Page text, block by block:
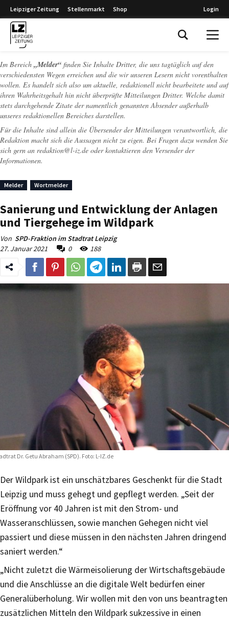
Leipziger Zeitung Stellenmarkt Shop Login
Im Bereich „Melder“ finden Sie Inhalte Dritter, die uns tagtäglich auf den
verschiedensten Wegen erreichen und die wir unseren Lesern nicht vorenthalten
wollen. Es handelt sich also um aktuelle, redaktionell nicht bearbeitete und auf
ihren Wahrheitsgehalt hin nicht überprüfte Mitteilungen Dritter. Welche damit
stets durchgehende Zitate der namentlich genannten Absender außerhalb
unseres redaktionellen Bereiches darstellen.
Für die Inhalte sind allein die Übersender der Mitteilungen verantwortlich, die
Redaktion macht sich die Aussagen nicht zu eigen. Bei Fragen dazu wenden Sie
sich gern an redaktion@l-iz.de oder kontaktieren den Versender der
Informationen.
Melder Wortmelder
Sanierung und Entwicklung der Anlagen
und Tiergehege im Wildpark
Von SPD-Fraktion im Stadtrat Leipzig
27. Januar 2021
0 188
Dr. Getu Abraham (SPD). Foto: L-IZ.de
Der Wildpark ist ein unschätzbares Geschenkt für die Stadt
Leipzig und muss gehegt und gepflegt werden. „Seit der
Eröffnung vor 40 Jahren ist mit den Strom- und
Wasseranschlüssen, sowie manchen Gehegen nicht viel
passiert und diese müssen in den nächsten Jahren dringend
saniert werden.“
„Nicht zuletzt die Wärmeisolierung der Wirtschaftsgebäude
und die Anschlüsse an die digitale Welt bedürfen einer
Generalüberholung. Wir wollen mit den von uns beantragten
zusätzlichen Mitteln den Wildpark sukzessive in einen